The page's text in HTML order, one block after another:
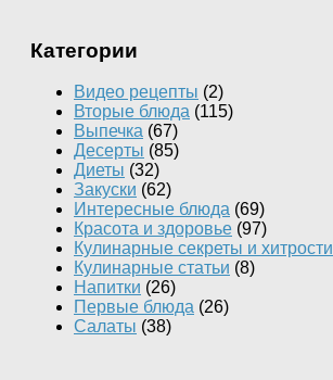
Категории
Видео рецепты (2)
Вторые блюда (115)
Выпечка (67)
Десерты (85)
Диеты (32)
Закуски (62)
Интересные блюда (69)
Красота и здоровье (97)
Кулинарные секреты и хитрости
Кулинарные статьи (8)
Напитки (26)
Первые блюда (26)
Салаты (38)